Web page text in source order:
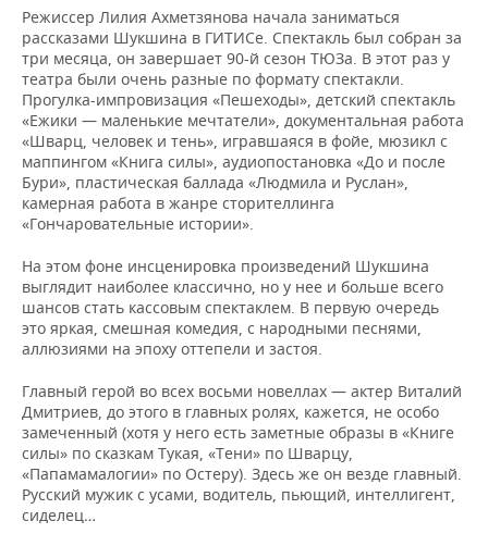
ХОККЕЙ С МЯЧОМ
ПРОИСШЕСТВИЯ
Режиссер Лилия Ахметзянова начала заниматься
рассказами Шукшина в ГИТИСе. Спектакль был собран за
три месяца, он завершает 90-й сезон ТЮЗа. В этот раз у
театра были очень разные по формату спектакли.
Прогулка-импровизация «Пешеходы», детский спектакль
«Ежики — маленькие мечтатели», документальная работа
«Шварц, человек и тень», игравшаяся в фойе, мюзикл с
маппингом «Книга силы», аудиопостановка «До и после
Бури», пластическая баллада «Людмила и Руслан»,
камерная работа в жанре сторителлинга
«Гончаровательные истории».
На этом фоне инсценировка произведений Шукшина
выглядит наиболее классично, но у нее и больше всего
шансов стать кассовым спектаклем. В первую очередь
это яркая, смешная комедия, с народными песнями,
аллюзиями на эпоху оттепели и застоя.
Главный герой во всех восьми новеллах — актер Виталий
Дмитриев, до этого в главных ролях, кажется, не особо
замеченный (хотя у него есть заметные образы в «Книге
силы» по сказкам Тукая, «Тени» по Шварцу,
«Папамамалогии» по Остеру). Здесь же он везде главный.
Русский мужик с усами, водитель, пьющий, интеллигент,
сиделец…